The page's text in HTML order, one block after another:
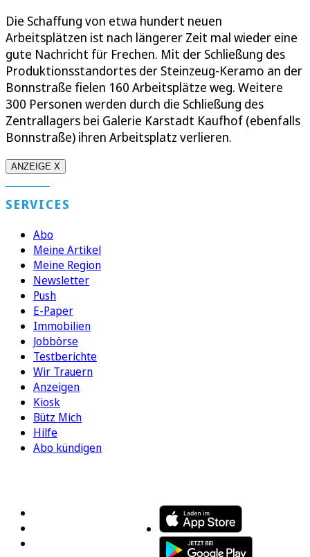
Die Schaffung von etwa hundert neuen
Arbeitsplätzen ist nach längerer Zeit mal wieder eine
gute Nachricht für Frechen. Mit der Schließung des
Produktionsstandortes der Steinzeug-Keramo an der
Bonnstraße fielen 160 Arbeitsplätze weg. Weitere
300 Personen werden durch die Schließung des
Zentrallagers bei Galerie Karstadt Kaufhof (ebenfalls
Bonnstraße) ihren Arbeitsplatz verlieren.
ANZEIGE X
SERVICES
Abo
Meine Artikel
Meine Region
Newsletter
Push
E-Paper
Immobilien
Jobbörse
Testberichte
Wir Trauern
Anzeigen
Kiosk
Bütz Mich
Hilfe
Abo kündigen